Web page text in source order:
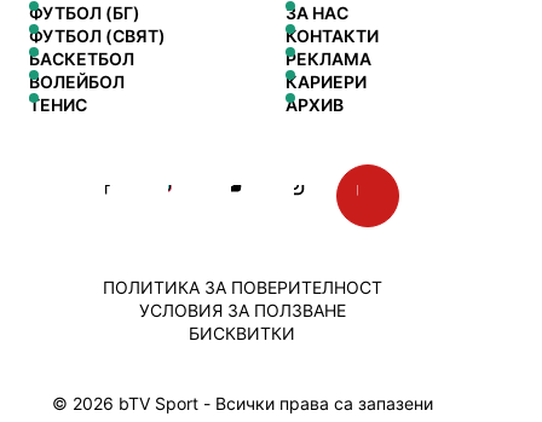
ФУТБОЛ (БГ)
ФУТБОЛ (СВЯТ)
БАСКЕТБОЛ
ВОЛЕЙБОЛ
ТЕНИС
ЗА НАС
КОНТАКТИ
РЕКЛАМА
КАРИЕРИ
АРХИВ
© 2026 bTV Sport - Всички права са запазени
ПОЛИТИКА ЗА ПОВЕРИТЕЛНОСТ
УСЛОВИЯ ЗА ПОЛЗВАНЕ
БИСКВИТКИ